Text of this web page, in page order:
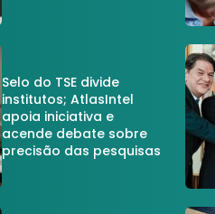
Selo do TSE divide
institutos; AtlasIntel
apoia iniciativa e
acende debate sobre
precisão das pesquisas